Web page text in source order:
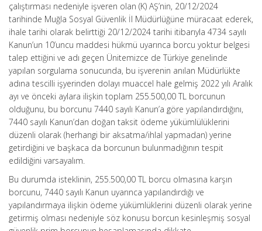
çalıştırması nedeniyle işveren olan (K) AŞ’nin, 20/12/2024
tarihinde Muğla Sosyal Güvenlik İl Müdürlüğüne müracaat ederek,
ihale tarihi olarak belirttiği 20/12/2024 tarihi itibarıyla 4734 sayılı
Kanun’un 10’uncu maddesi hükmü uyarınca borcu yoktur belgesi
talep ettiğini ve adı geçen Ünitemizce de Türkiye genelinde
yapılan sorgulama sonucunda, bu işverenin anılan Müdürlükte
adına tescilli işyerinden dolayı muaccel hale gelmiş 2022 yılı Aralık
ayı ve önceki aylara ilişkin toplam 255.500,00 TL borcunun
olduğunu, bu borcunu 7440 sayılı Kanun’a göre yapılandırdığını,
7440 sayılı Kanun’dan doğan taksit ödeme yükümlülüklerini
düzenli olarak (herhangi bir aksatma/ihlal yapmadan) yerine
getirdiğini ve başkaca da borcunun bulunmadığının tespit
edildiğini varsayalım.
Bu durumda isteklinin, 255.500,00 TL borcu olmasına karşın
borcunu, 7440 sayılı Kanun uyarınca yapılandırdığı ve
yapılandırmaya ilişkin ödeme yükümlüklerini düzenli olarak yerine
getirmiş olması nedeniyle söz konusu borcun kesinleşmiş sosyal